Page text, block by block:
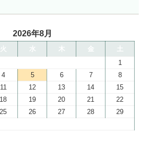
2026年8月
火 水 木 金
土
1
4 5 6 7
8
11 12 13 14
15
18 19 20 21
22
25 26 27 28
29